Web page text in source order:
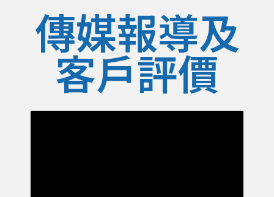
傳媒報導及
客戶評價